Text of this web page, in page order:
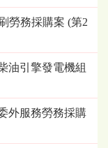
勞務採購案 (第2
油引擎發電機組
外服務勞務採購